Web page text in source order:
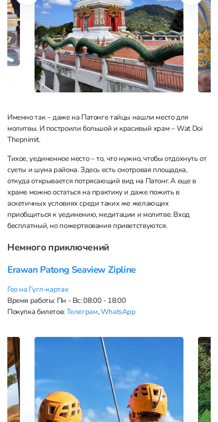
Именно так – даже на Патонге тайцы нашли место для
молитвы. И построили большой и красивый храм – Wat Doi
Thepnimit.
Тихое, уединенное место – то, что нужно, чтобы отдохнуть от
суеты и шума района. Здесь есть смотровая площадка,
откуда открывается потрясающий вид на Патонг. А еще в
храме можно остаться на практику и даже пожить в
аскетичных условиях среди таких же желающих
приобщиться к уединению, медитации и молитве. Вход
бесплатный, но пожертвования приветствуются.
Немного приключений
Erawan Patong Seaview Zipline
Гео на Гугл-картах
Время работы: Пн - Вс: 08:00 - 18:00
Покупка билетов: Телеграм,WhatsApp